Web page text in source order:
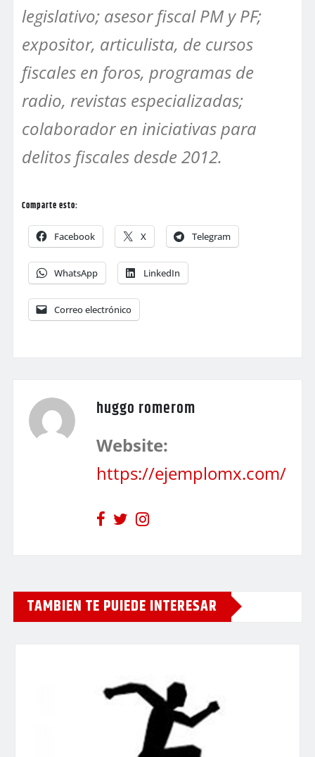
legislativo; asesor fiscal PM y PF;
expositor, articulista, de cursos
fiscales en foros, programas de
radio, revistas especializadas;
colaborador en iniciativas para
delitos fiscales desde 2012.
Comparte esto:
Facebook X Telegram
WhatsApp LinkedIn
Correo electrónico
huggo romerom
Website:
https://ejemplomx.com/
TAMBIEN TE PUIEDE INTERESAR